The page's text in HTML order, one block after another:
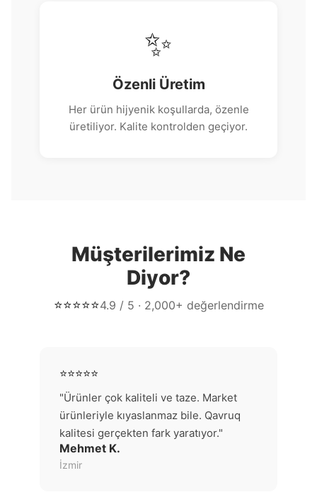
✨
Özenli Üretim
Her ürün hijyenik koşullarda, özenle
üretiliyor. Kalite kontrolden geçiyor.
Müşterilerimiz Ne
Diyor?
⭐⭐⭐⭐⭐4.9 / 5 · 2,000+ değerlendirme
⭐⭐⭐⭐⭐
"Ürünler çok kaliteli ve taze. Market
ürünleriyle kıyaslanmaz bile. Qavruq
kalitesi gerçekten fark yaratıyor."
Mehmet K.
İzmir